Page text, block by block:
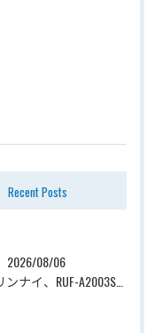
Recent Posts
2026/08/06